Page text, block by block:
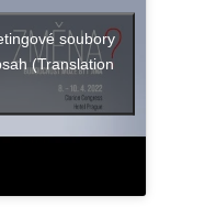
soubory
(Translation